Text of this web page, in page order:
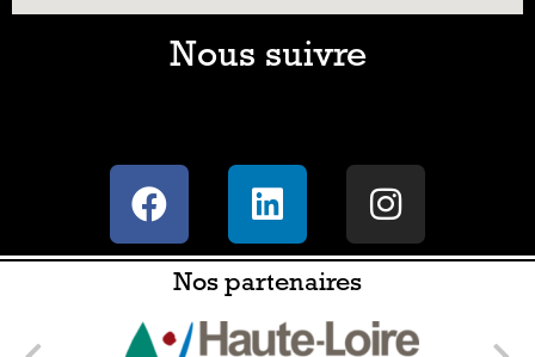
Nous suivre
Nos partenaires